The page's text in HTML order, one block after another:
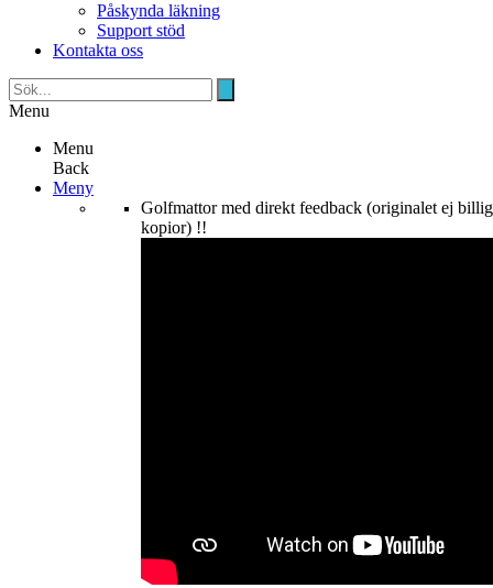
Påskynda läkning
Support stöd
Kontakta oss
Menu
Menu
Back
Meny
Golfmattor med direkt feedback (originalet ej
kopior) !!